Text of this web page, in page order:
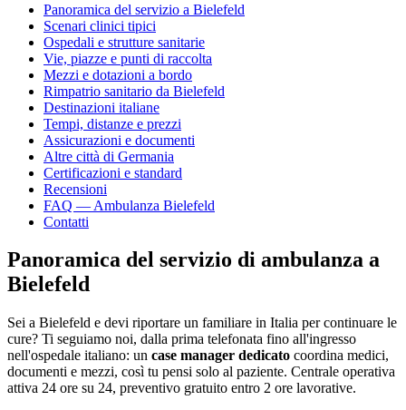
Panoramica del servizio a Bielefeld
Scenari clinici tipici
Ospedali e strutture sanitarie
Vie, piazze e punti di raccolta
Mezzi e dotazioni a bordo
Rimpatrio sanitario da Bielefeld
Destinazioni italiane
Tempi, distanze e prezzi
Assicurazioni e documenti
Altre città di Germania
Certificazioni e standard
Recensioni
FAQ — Ambulanza Bielefeld
Contatti
Panoramica del servizio di ambulanza a
Bielefeld
Sei a Bielefeld e devi riportare un familiare in Italia per continuare le
cure? Ti seguiamo noi, dalla prima telefonata fino all'ingresso
nell'ospedale italiano: un case manager dedicato coordina medici,
documenti e mezzi, così tu pensi solo al paziente. Centrale operativa
attiva 24 ore su 24, preventivo gratuito entro 2 ore lavorative.